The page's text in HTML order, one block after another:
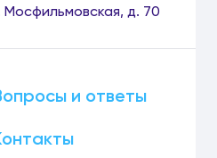
Мосфильмовская, д. 70
и ответы